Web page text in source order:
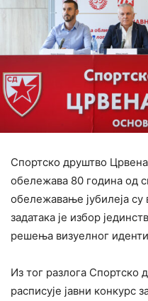
Спортско друштво
обележава 80 година од
обележавање јубилеја
задатака је избор
решења визуелног
Из тог разлога Спортско
расписује јавни